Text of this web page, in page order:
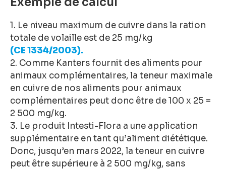
1. Le niveau maximum de cuivre dans la ration
totale de volaille est de 25 mg/kg
(CE 1334/2003).
2. Comme Kanters fournit des aliments pour
animaux complémentaires, la teneur maximale
en cuivre de nos aliments pour animaux
complémentaires peut donc être de 100 x 25 =
2 500 mg/kg.
3. Le produit Intesti-Flora a une application
supplémentaire en tant qu’aliment diététique.
Donc, jusqu’en mars 2022, la teneur en cuivre
peut être supérieure à 2 500 mg/kg, sans